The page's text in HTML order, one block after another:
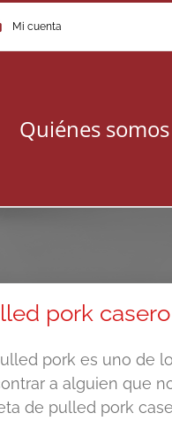
Mi cuenta
Quiénes somos
pork
pork es uno de
a alguien que
de pulled pork